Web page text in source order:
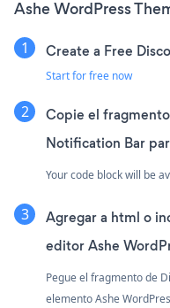
Ashe WordPress
Create a Free
Start for free now
Copie el
Notification Bar
Your code block will be
Agregar a html o
editor Ashe
Pegue el fragmento de
elemento Ashe